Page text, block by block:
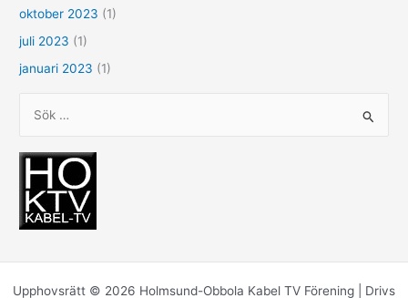
oktober 2023 (1)
juli 2023 (1)
januari 2023 (1)
k
t
Upphovsrätt © 2026 Holmsund-Obbola Kabel TV Förening | Drivs